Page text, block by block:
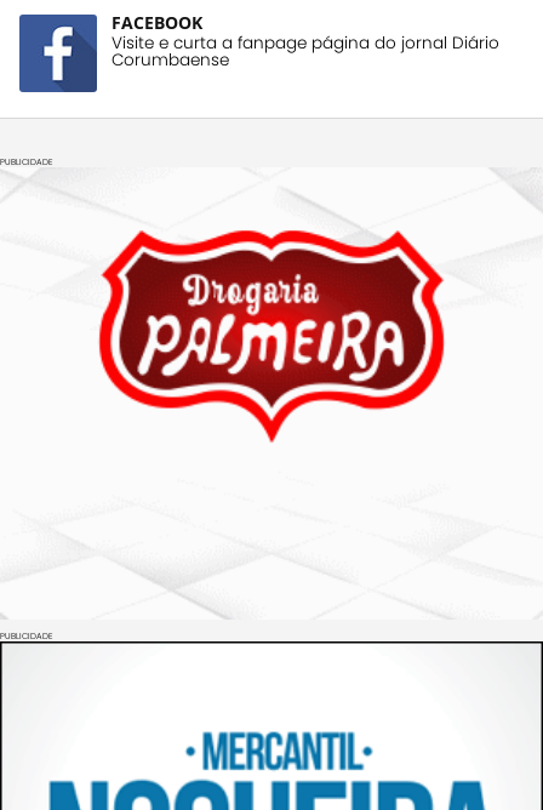
FACEBOOK
Visite e curta a fanpage página do jornal Diário
Corumbaense
PUBLICIDADE
PUBLICIDADE